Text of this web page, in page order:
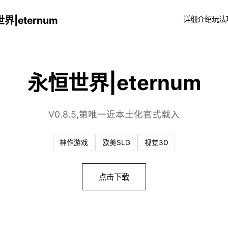
界|eternum 详细介绍玩法
永恒世界|eternum
V0.8.5,第唯一近本土化官式载入
神作游戏 欧美SLG 视觉3D
点击下载